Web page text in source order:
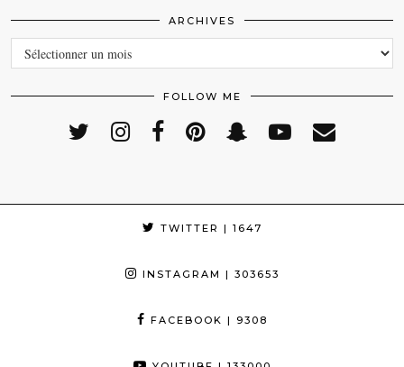
ARCHIVES
ARCHIVES
FOLLOW ME
TWITTER | 1647
INSTAGRAM | 303653
FACEBOOK | 9308